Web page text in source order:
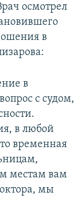
осмотрел
в
в
с судом,
в любой
временная
местам вам
мы